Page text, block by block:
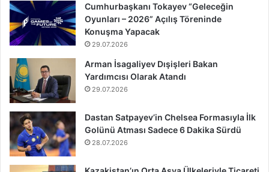
Cumhurbaşkanı Tokayev “Geleceğin
Oyunları – 2026” Açılış Töreninde
Konuşma Yapacak
29.07.2026
Arman İsagaliyev Dışişleri Bakan
Yardımcısı Olarak Atandı
29.07.2026
Dastan Satpayev’in Chelsea Formasıyla İlk
Golünü Atması Sadece 6 Dakika Sürdü
28.07.2026